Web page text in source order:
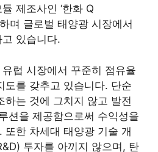
제조사인 ‘한화 Q
며 글로벌 태양광 시장에서
있습니다.
럽 시장에서 꾸준히 점유율
도를 갖추고 있습니다. 단순
하는 것에 그치지 않고 발전
션을 제공함으로써 수익성을
또한 차세대 태양광 기술 개
투자를 아끼지 않으며, 탄